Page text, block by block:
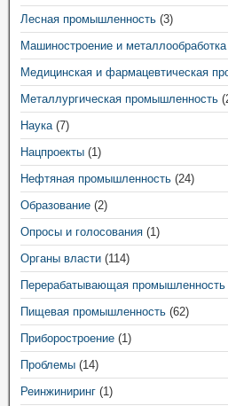
Лесная промышленность (3)
Машиностроение и металлообработка
Медицинская и фармацевтическая
Металлургическая промышленность
Наука(7)
Нацпроекты (1)
Нефтяная промышленность (24)
Образование (2)
Опросы и голосования (1)
Органы власти (114)
Перерабатывающая промышленность
Пищевая промышленность (62)
Приборостроение (1)
Проблемы (14)
Реинжиниринг (1)